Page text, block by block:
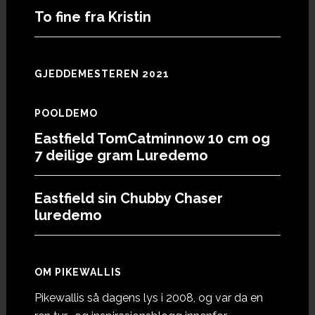
To fine fra Kristin
GJEDDEMESTEREN 2021
POOLDEMO
Eastfield TomCatminnow 10 cm og
7 deilige gram Luredemo
Eastfield sin Chubby Chaser
luredemo
OM PIKEWALLIS
Pikewallis så dagens lys i 2008, og var da en